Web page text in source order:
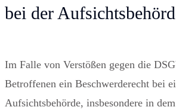
bei der
Im Falle von Verstößen gegen die
Betroffenen ein Beschwerderecht bei
Aufsichtsbehörde, insbesondere in